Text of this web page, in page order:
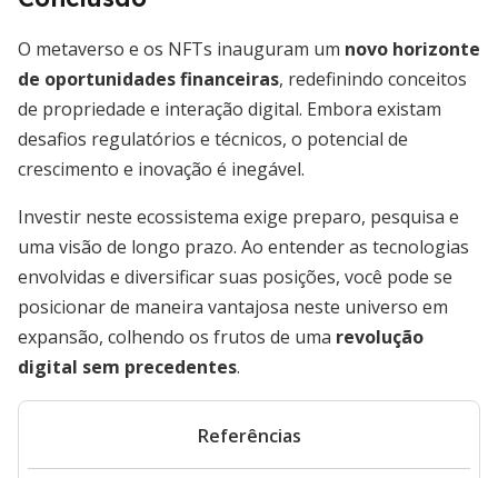
O metaverso e os NFTs inauguram um novo horizonte
de oportunidades financeiras, redefinindo conceitos
de propriedade e interação digital. Embora existam
desafios regulatórios e técnicos, o potencial de
crescimento e inovação é inegável.
Investir neste ecossistema exige preparo, pesquisa e
uma visão de longo prazo. Ao entender as tecnologias
envolvidas e diversificar suas posições, você pode se
posicionar de maneira vantajosa neste universo em
expansão, colhendo os frutos de uma revolução
digital sem precedentes.
Referências